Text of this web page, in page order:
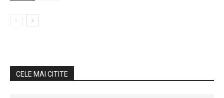
CELE MAI CITITE